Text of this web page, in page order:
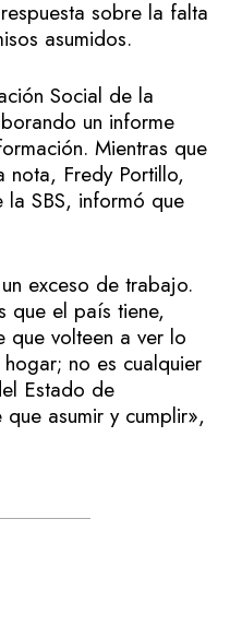
sobre la falta
asumidos.
Social de la
un informe
Mientras que
nota, Fredy Portillo,
SBS, informó que
exceso de trabajo.
que el país tiene,
que volteen a ver lo
no es cualquier
Estado de
asumir y cumplir»,